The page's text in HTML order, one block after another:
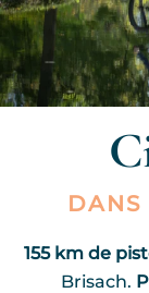
DANS
155 km de
Brisach.